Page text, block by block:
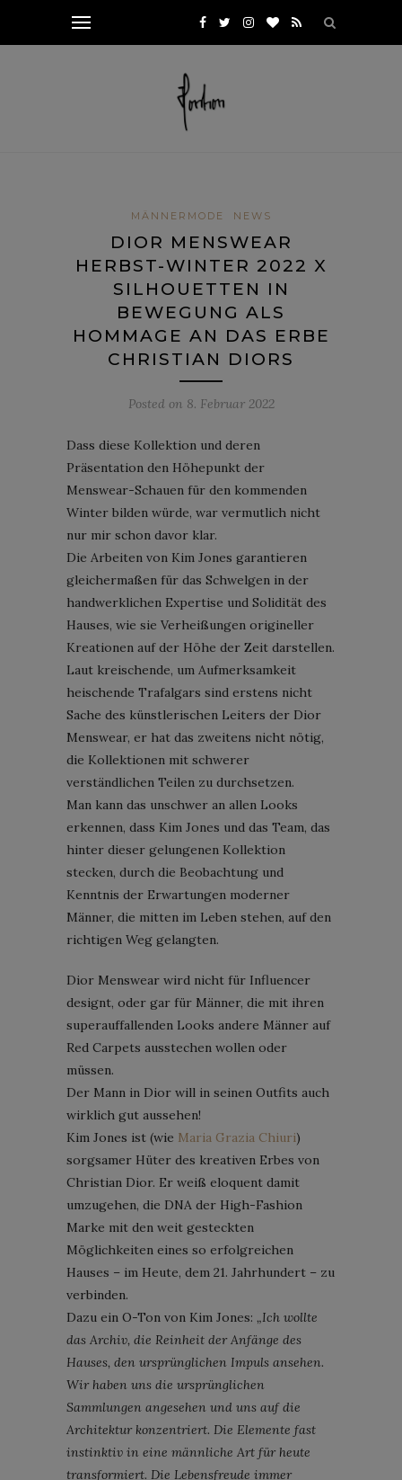
MÄNNERMODE NEWS
DIOR MENSWEAR
HERBST-WINTER 2022 X
SILHOUETTEN IN
BEWEGUNG ALS
HOMMAGE AN DAS ERBE
CHRISTIAN DIORS
Posted on 8. Februar 2022
Dass diese Kollektion und deren
Präsentation den Höhepunkt der
Menswear-Schauen für den kommenden
Winter bilden würde, war vermutlich nicht
nur mir schon davor klar.
Die Arbeiten von Kim Jones garantieren
gleichermaßen für das Schwelgen in der
handwerklichen Expertise und Solidität des
Hauses, wie sie Verheißungen origineller
Kreationen auf der Höhe der Zeit darstellen.
Laut kreischende, um Aufmerksamkeit
heischende Trafalgars sind erstens nicht
Sache des künstlerischen Leiters der Dior
Menswear, er hat das zweitens nicht nötig,
die Kollektionen mit schwerer
verständlichen Teilen zu durchsetzen.
Man kann das unschwer an allen Looks
erkennen, dass Kim Jones und das Team, das
hinter dieser gelungenen Kollektion
stecken, durch die Beobachtung und
Kenntnis der Erwartungen moderner
Männer, die mitten im Leben stehen, auf den
richtigen Weg gelangten.
Dior Menswear wird nicht für Influencer
designt, oder gar für Männer, die mit ihren
superauffallenden Looks andere Männer auf
Red Carpets ausstechen wollen oder
müssen.
Der Mann in Dior will in seinen Outfits auch
wirklich gut aussehen!
Kim Jones ist (wie Maria Grazia Chiuri)
sorgsamer Hüter des kreativen Erbes von
Christian Dior. Er weiß eloquent damit
umzugehen, die DNA der High-Fashion
Marke mit den weit gesteckten
Möglichkeiten eines so erfolgreichen
Hauses – im Heute, dem 21. Jahrhundert – zu
verbinden.
Dazu ein O-Ton von Kim Jones: „Ich wollte
das Archiv, die Reinheit der Anfänge des
Hauses, den ursprünglichen Impuls ansehen.
Wir haben uns die ursprünglichen
Sammlungen angesehen und uns auf die
Architektur konzentriert. Die Elemente fast
instinktiv in eine männliche Art für heute
transformiert. Die Lebensfreude immer